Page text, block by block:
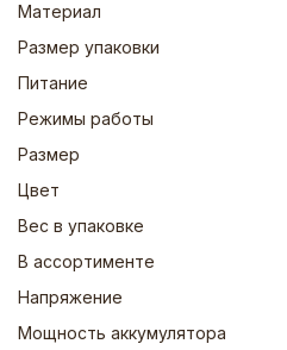
Материал
Размер упаковки
Питание
Режимы работы
Размер
Цвет
Вес в упаковке
В ассортименте
Напряжение
Мощность аккумулятора